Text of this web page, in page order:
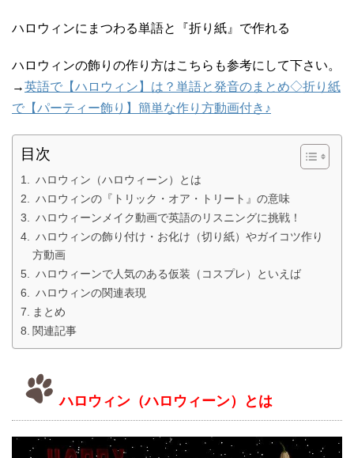
ハロウィンにまつわる単語と『折り紙』で作れる
ハロウィンの飾りの作り方はこちらも参考にして下さい。
→英語で【ハロウィン】は？単語と発音のまとめ◇折り紙
で【パーティー飾り】簡単な作り方動画付き♪
目次
ハロウィン（ハロウィーン）とは
ハロウィンの『トリック・オア・トリート』の意味
ハロウィーンメイク動画で英語のリスニングに挑戦！
ハロウィンの飾り付け・お化け（切り紙）やガイコツ作り
方動画
ハロウィーンで人気のある仮装（コスプレ）といえば
ハロウィンの関連表現
まとめ
関連記事
ハロウィン（ハロウィーン）とは